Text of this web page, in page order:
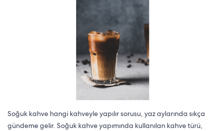
Soğuk kahve hangi kahveyle yapılır sorusu, yaz aylarında sıkça
gündeme gelir. Soğuk kahve yapımında kullanılan kahve türü,